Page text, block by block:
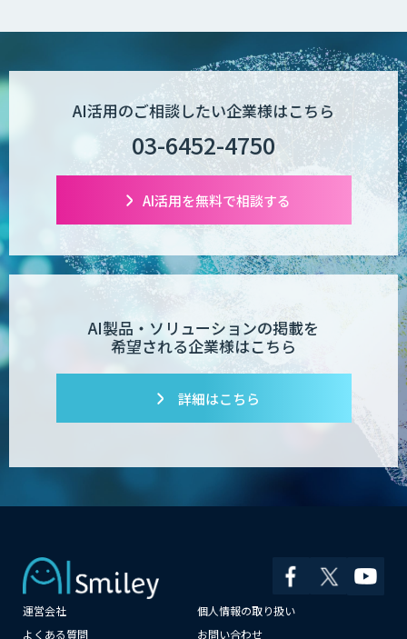
AI活用のご相談したい企業様はこちら
03-6452-4750
AI活用を無料で相談する
AI製品・ソリューションの掲載を
希望される企業様はこちら
詳細はこちら
運営会社
個人情報の取り扱い
よくある質問
お問い合わせ